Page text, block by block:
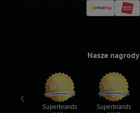
Nasze nagrody
Superbrands
Superbrands